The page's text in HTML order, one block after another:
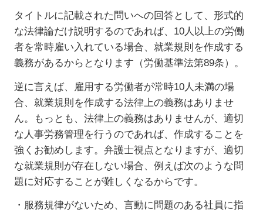
タイトルに記載された問いへの回答として、形式的
な法律論だけ説明するのであれば、10人以上の労働
者を常時雇い入れている場合、就業規則を作成する
義務があるからとなります（労働基準法第89条）。
逆に言えば、雇用する労働者が常時10人未満の場
合、就業規則を作成する法律上の義務はありませ
ん。もっとも、法律上の義務はありませんが、適切
な人事労務管理を行うのであれば、作成することを
強くお勧めします。弁護士視点となりますが、適切
な就業規則が存在しない場合、例えば次のような問
題に対応することが難しくなるからです。
・服務規律がないため、言動に問題のある社員に指